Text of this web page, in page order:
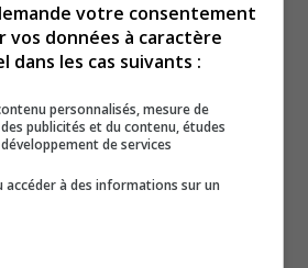
mai dans le marché By, des
auprès d’un
lorsqu’il aurait pris la fuite à
tombé d’un stationnement
à l’hôpital
L’Unité des enquêtes
a pris le dossier en
votre consentement
vos données à caractère
dans les cas suivants :
personnalisés, mesure de
publicités et du contenu, études
développement de services
à des informations sur un